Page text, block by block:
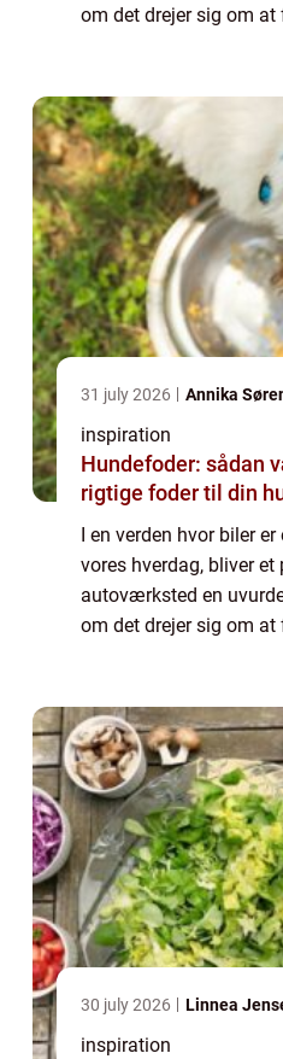
om det drejer sig om at
31 july 2026 Annika
inspiration
Hundefoder: sådan
rigtige foder til din
I en verden hvor biler
vores hverdag, bliver et
autoværksted en
om det drejer sig om at
30 july 2026 Linnea
inspiration